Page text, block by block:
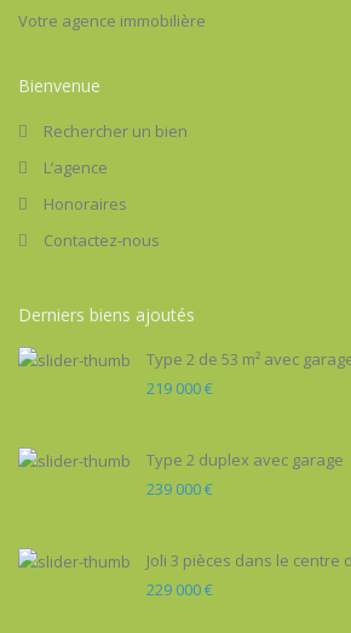
Votre agence immobilière
Bienvenue
Rechercher un bien
L’agence
Honoraires
Contactez-nous
Derniers biens ajoutés
Type 2 de 53 m² avec
219 000 €
Type 2 duplex avec garage
239 000 €
Joli 3 pièces dans le centre
229 000 €